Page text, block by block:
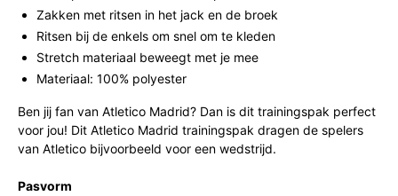
Zakken met ritsen in het jack en de broek
Ritsen bij de enkels om snel om te kleden
Stretch materiaal beweegt met je mee
Materiaal: 100% polyester
Ben jij fan van Atletico Madrid? Dan is dit trainingspak perfect
voor jou! Dit Atletico Madrid trainingspak dragen de spelers
van Atletico bijvoorbeeld voor een wedstrijd.
Pasvorm